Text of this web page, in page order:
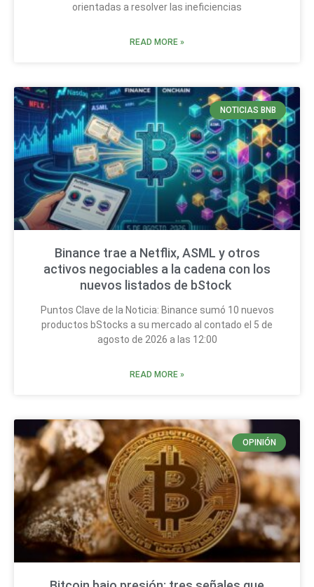
orientadas a resolver las ineficiencias
READ MORE »
NOTICIAS BNB
Binance trae a Netflix, ASML y otros
activos negociables a la cadena con los
nuevos listados de bStock
Puntos Clave de la Noticia: Binance sumó 10 nuevos
productos bStocks a su mercado al contado el 5 de
agosto de 2026 a las 12:00
READ MORE »
OPINIÓN